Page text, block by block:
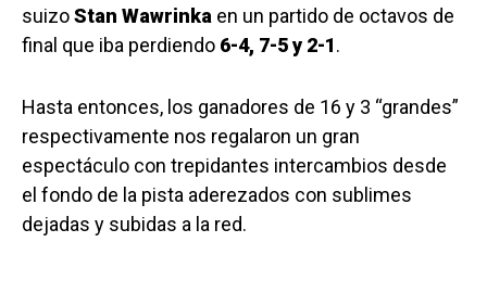
suizoStan Wawrinka en un partido de octavos de
final que iba perdiendo 6-4, 7-5 y 2-1.
Hasta entonces, los ganadores de 16 y 3 “grandes”
respectivamente nos regalaron un gran
espectáculo con trepidantes intercambios desde
el fondo de la pista aderezados con sublimes
dejadas y subidas a la red.